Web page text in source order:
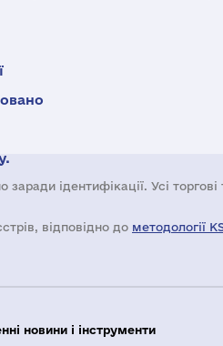
ідентифікації. Усі
відповідно до методології
новини і інструменти